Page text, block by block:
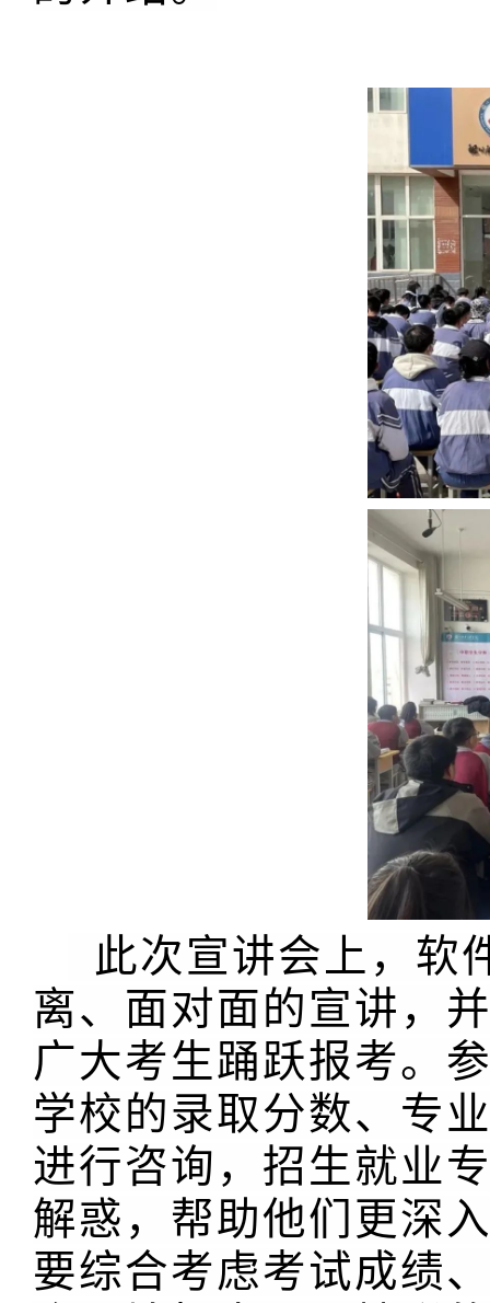
此次宣讲会上，软
离、面对面的宣讲，
广大考生踊跃报考。
学校的录取分数、专
进行咨询，招生就业
解惑，帮助他们更深
要综合考虑考试成绩